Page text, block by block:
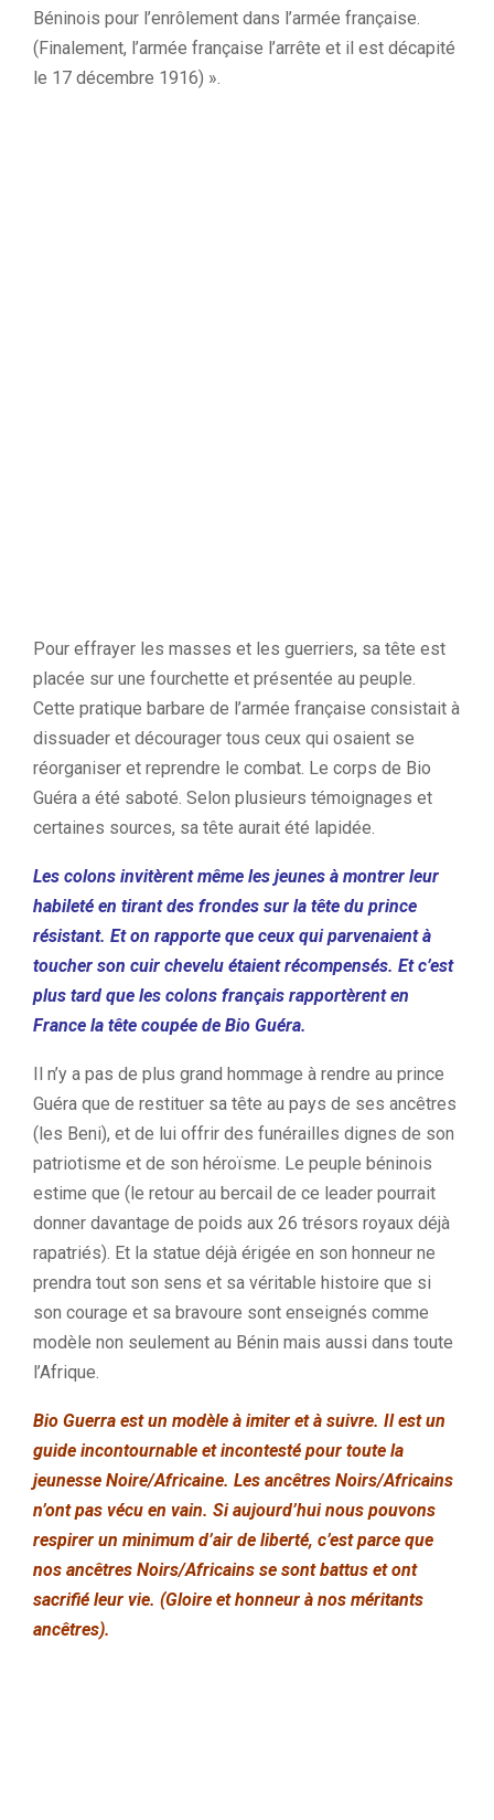
Béninois pour l’enrôlement dans l’armée française.
(Finalement, l’armée française l’arrête et il est décapité
le 17 décembre 1916) ».
Pour effrayer les masses et les guerriers, sa tête est
placée sur une fourchette et présentée au peuple.
Cette pratique barbare de l’armée française consistait à
dissuader et décourager tous ceux qui osaient se
réorganiser et reprendre le combat. Le corps de Bio
Guéra a été saboté. Selon plusieurs témoignages et
certaines sources, sa tête aurait été lapidée.
Les colons invitèrent même les jeunes à montrer leur
habileté en tirant des frondes sur la tête du prince
résistant. Et on rapporte que ceux qui parvenaient à
toucher son cuir chevelu étaient récompensés. Et c’est
plus tard que les colons français rapportèrent en
France la tête coupée de Bio Guéra.
Il n’y a pas de plus grand hommage à rendre au prince
Guéra que de restituer sa tête au pays de ses ancêtres
(les Beni), et de lui offrir des funérailles dignes de son
patriotisme et de son héroïsme. Le peuple béninois
estime que (le retour au bercail de ce leader pourrait
donner davantage de poids aux 26 trésors royaux déjà
rapatriés). Et la statue déjà érigée en son honneur ne
prendra tout son sens et sa véritable histoire que si
son courage et sa bravoure sont enseignés comme
modèle non seulement au Bénin mais aussi dans toute
l’Afrique.
Bio Guerra est un modèle à imiter et à suivre. Il est un
guide incontournable et incontesté pour toute la
jeunesse Noire/Africaine. Les ancêtres Noirs/Africains
n’ont pas vécu en vain. Si aujourd’hui nous pouvons
respirer un minimum d’air de liberté, c’est parce que
nos ancêtres Noirs/Africains se sont battus et ont
sacrifié leur vie. (Gloire et honneur à nos méritants
ancêtres).